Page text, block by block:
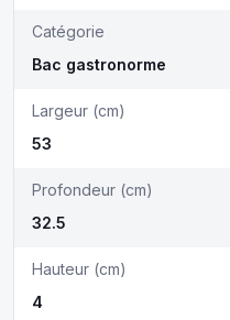
Catégorie
Bac gastronorme
Largeur (cm)
53
Profondeur (cm)
32.5
Hauteur (cm)
4